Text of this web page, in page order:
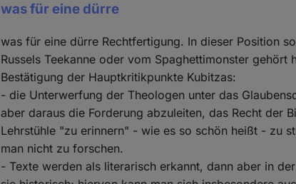
was für eine dürre
was für eine dürre Rechtfertigung. In dieser Position
Russels Teekanne oder vom Spaghettimonster gehört
Bestätigung der Hauptkritikpunkte Kubitzas:
- die Unterwerfung der Theologen unter das
aber daraus die Forderung abzuleiten, das Recht der
Lehrstühle "zu erinnern" - wie es so schön heißt - zu
man nicht zu forschen.
- Texte werden als literarisch erkannt, dann aber in